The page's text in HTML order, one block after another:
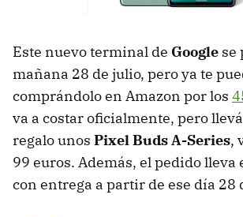
Este nuevo terminal de Google se
mañana 28 de julio, pero ya te
comprándolo en Amazon por los
va a costar oficialmente, pero
regalo unos Pixel Buds A-Series,
99 euros. Además, el pedido lleva
con entrega a partir de ese día 28